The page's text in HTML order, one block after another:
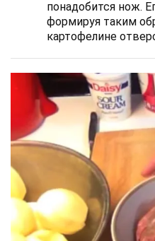
понадобится нож.
формируя таким
картофелине